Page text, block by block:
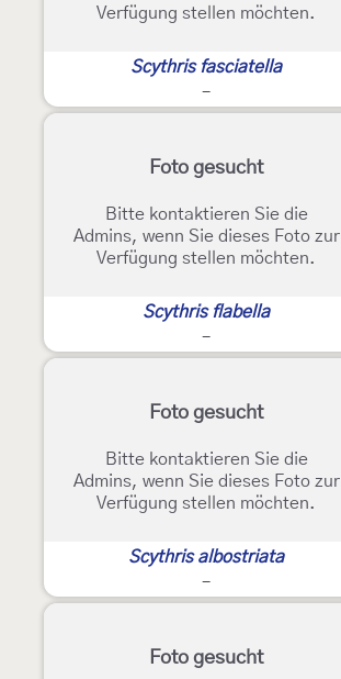
Verfügung stellen möchten.
Scythris fasciatella
-
Foto gesucht
Bitte kontaktieren Sie die
Admins, wenn Sie dieses Foto zur
Verfügung stellen möchten.
Scythris flabella
-
Foto gesucht
Bitte kontaktieren Sie die
Admins, wenn Sie dieses Foto zur
Verfügung stellen möchten.
Scythris albostriata
-
Foto gesucht